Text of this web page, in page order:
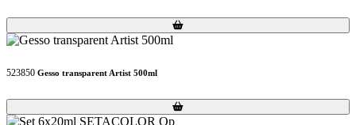
Loading...
Loading...
523850 Gesso transparent Artist 500ml
Loading...
Loading...